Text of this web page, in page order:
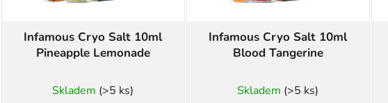
Infamous Cryo Salt 10ml
Pineapple Lemonade
Skladem (>5 ks)
Infamous Cryo Salt 10ml
Blood Tangerine
Skladem (>5 ks)